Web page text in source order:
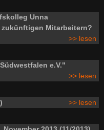
Unna
Mitarbeitern?
>> lesen
e.V."
>> lesen
>> lesen